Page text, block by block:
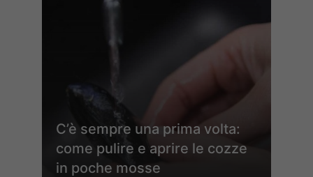
C’è sempre una prima volta:
come pulire e aprire le cozze
in poche mosse